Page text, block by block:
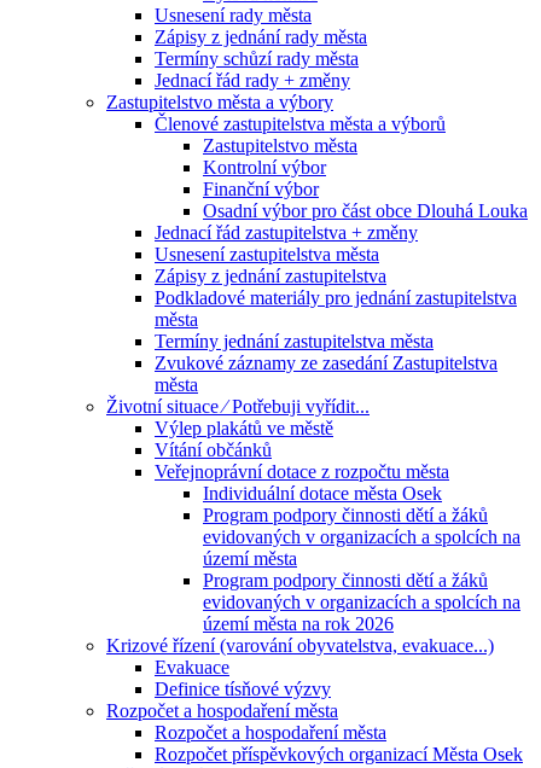
Usnesení rady města
Zápisy z jednání rady města
Termíny schůzí rady města
Jednací řád rady + změny
Zastupitelstvo města a výbory
Členové zastupitelstva města a výborů
Zastupitelstvo města
Kontrolní výbor
Finanční výbor
Osadní výbor pro část obce Dlouhá Louka
Jednací řád zastupitelstva + změny
Usnesení zastupitelstva města
Zápisy z jednání zastupitelstva
Podkladové materiály pro jednání zastupitelstva
města
Termíny jednání zastupitelstva města
Zvukové záznamy ze zasedání Zastupitelstva
města
Životní situace ⁄ Potřebuji vyřídit...
Výlep plakátů ve městě
Vítání občánků
Veřejnoprávní dotace z rozpočtu města
Individuální dotace města Osek
Program podpory činnosti dětí a žáků
evidovaných v organizacích a spolcích na
území města
Program podpory činnosti dětí a žáků
evidovaných v organizacích a spolcích na
území města na rok 2026
Krizové řízení (varování obyvatelstva, evakuace...)
Evakuace
Definice tísňové výzvy
Rozpočet a hospodaření města
Rozpočet a hospodaření města
Rozpočet příspěvkových organizací Města Osek